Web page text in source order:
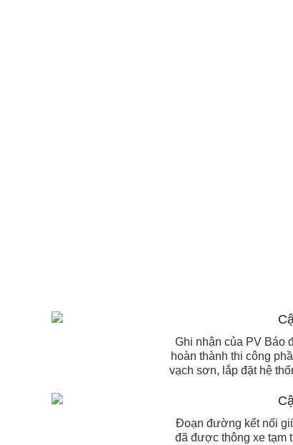
Ghi nhận của PV Báo
hoàn thành thi công
vạch sơn, lắp đặt hệ
Đoạn đường kết nối
đã được thông xe tạm